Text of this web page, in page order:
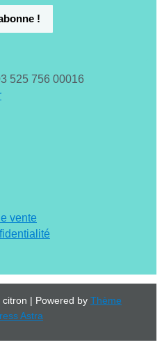
!
525 756 00016
vente
| Powered by Thème
Astra